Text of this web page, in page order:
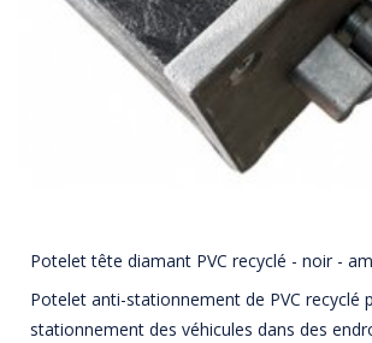
Potelet tête diamant PVC recyclé - noir -
Potelet anti-stationnement de PVC recyclé
stationnement des véhicules dans des